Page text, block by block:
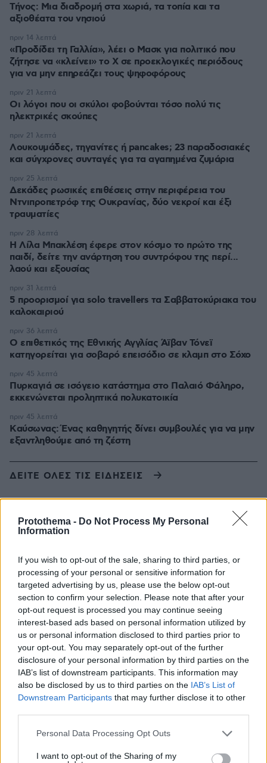
Protothema - Do Not Process My Personal
Information
If you wish to opt-out of the sale, sharing to third parties, or
processing of your personal or sensitive information for
targeted advertising by us, please use the below opt-out
section to confirm your selection. Please note that after your
opt-out request is processed you may continue seeing
interest-based ads based on personal information utilized by
us or personal information disclosed to third parties prior to
your opt-out. You may separately opt-out of the further
disclosure of your personal information by third parties on the
IAB’s list of downstream participants. This information may
also be disclosed by us to third parties on the IAB’s List of
Downstream Participants that may further disclose it to other
Please note that this website/app uses one or more Google
not limited to your visit or usage behaviour. You may click to
Personal Data Processing Opt Outs
I want to opt-out of the Sharing of my
Τήνος: Μια διαδρομή στα χωριά, τα τοπία και τα
αξιοθέατα του νησιού
«Προδίδει τη Γαλλία», λέει ο Μασκ για πολιτικό που
ζήτησε να «κλείνει» το X σε προεκλογικές περιόδους
για να μην επηρεάζει τους ψηφοφόρους
πριν 14 λεπτά
Οι λόγοι που οι σκύλοι φοβούνται τόσο πολύ τις
ηλεκτρικές σκούπες
πριν 21 λεπτά
Λουκουμάδες, τηγανίτες ή pancakes; 23 παραδοσιακές
και σύγχρονες συνταγές για τα αγαπημένα ζυμάρια
πριν 21 λεπτά
Δεκάδες ρωσικές επιθέσεις στην περιφέρεια του
Ντνιπροπετρόφ της Ουκρανίας, δύο νεκροί και έξι
τραυματίες
πριν 25 λεπτά
Η Λίλα Μπακλέση έφερε στον κόσμο το πρώτο της
παιδί, δείτε την ανάρτηση του συντρόφου της περί...
λαού και εξουσίας
πριν 28 λεπτά
5 προορισμοί για solo travellers τα Σαββατοκύριακα του
καλοκαιριού
πριν 31 λεπτά
Ο επιθετικός της Εθνικής Αγγλίας Άϊβαν Τόνεϊ
κατηγορείται για σοβαρό επεισόδιο σε κλαμπ στο Σόχο
πριν 36 λεπτά
Πυρκαγιά σε ισόγειο κατάστημα στο Παλαιό Φάληρο,
εκκενώνεται προληπτικά πολυκατοικία
πριν 45 λεπτά
Kαύσωνας: Ένας καθηγητής δίνει συμβουλές για να μην
εξαντληθούμε από τη ζέστη
πριν 45 λεπτά
ΔΕΙΤΕ ΟΛΕΣ ΤΙΣ ΕΙΔΗΣΕΙΣ
ΤΑ ΠΙΟ ΔΗΜΟΦΙΛΗ